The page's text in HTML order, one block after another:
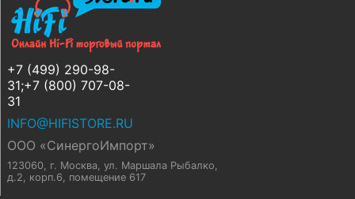
+7 (499) 290-98-
31;+7 (800) 707-08-
31
INFO@HIFISTORE.RU
ООО «СинергоИмпорт»
123060, г. Москва, ул. Маршала Рыбалко,
д.2, корп.6, помещение 617